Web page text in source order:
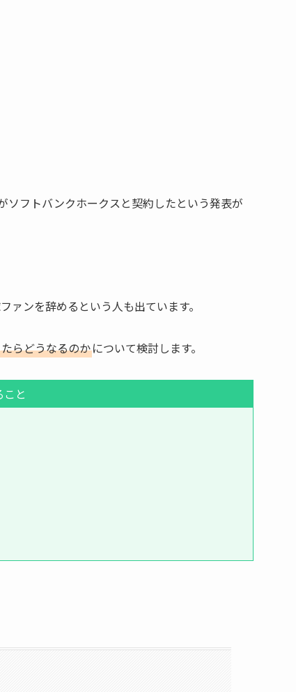
ソフトバンクホークスと契約したという発表が
ンを辞めるという人も出ています。
らどうなるのかについて検討します。
と